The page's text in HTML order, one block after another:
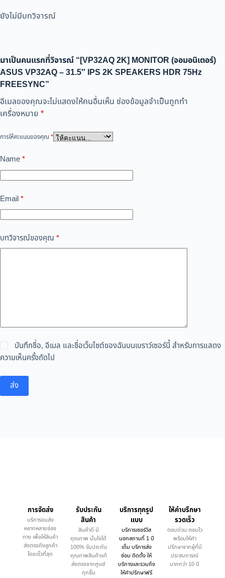
ยังไม่มีบทวิจารณ์
มาเป็นคนแรกที่วิจารณ์ “[VP32AQ 2K] MONITOR (จอมอนิเตอร์)
ASUS VP32AQ – 31.5″ IPS 2K SPEAKERS HDR 75Hz
FREESYNC”
อีเมลของคุณจะไม่แสดงให้คนอื่นเห็น ช่องข้อมูลจำเป็นถูกทำ
เครื่องหมาย *
การให้คะแนนของคุณ *
Name*
Email*
บทวิจารณ์ของคุณ *
บันทึกชื่อ, อีเมล และชื่อเว็บไซต์ของฉันบนเบราว์เซอร์นี้ สำหรับการแสดง
ความเห็นครั้งถัดไป
ส่ง
การจัดส่ง
บริการขนส่ง
หลากหลายช่อง
ทาง เพื่อให้สินค้า
ส่งตรงถึงลูกค้า
โดยเร็วที่สุด
รับประกัน
สินค้า
สินค้าดี มี
คุณภาพ มั่นใจได้
100% รับประกัน
คุณภาพสินค้าแท้
ส่งตรงจากศูนย์
ทุกชิ้น
บริการทุกรูป
แบบ
บริการเซอร์วิส
นอกสถานที่ 1 ปี
เต็ม บริการส่ง
ซ่อม ติดตั้ง ให้
บริการและรวมถึง
ให้คำปรึกษาฟรี
ให้คำบรึกษา
รวดเร็ว
ตอบด่วน ตอบไว
พร้อมให้คำ
ปรึกษาจากผู้ที่มี
ประสบการณ์
มากกว่า 10 ปี